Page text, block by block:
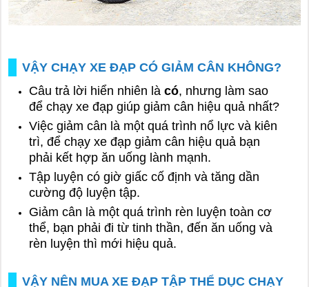
VẬY CHẠY XE ĐẠP CÓ GIẢM CÂN KHÔNG?
Câu trả lời hiển nhiên là có, nhưng làm sao
để chạy xe đạp giúp giảm cân hiệu quả nhất?
Việc giảm cân là một quá trình nổ lực và kiên
trì, để chạy xe đạp giảm cân hiệu quả bạn
phải kết hợp ăn uống lành mạnh.
Tập luyện có giờ giấc cố định và tăng dần
cường độ luyện tập.
Giảm cân là một quá trình rèn luyện toàn cơ
thể, bạn phải đi từ tinh thần, đến ăn uống và
rèn luyện thì mới hiệu quả.
VẬY NÊN MUA XE ĐẠP TẬP THỂ DỤC CHẠY